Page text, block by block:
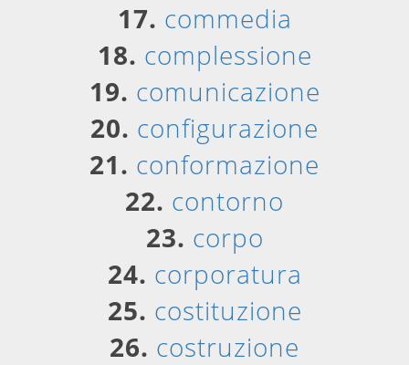
17. commedia
18. complessione
19. comunicazione
20. configurazione
21. conformazione
22. contorno
23. corpo
24. corporatura
25. costituzione
26. costruzione